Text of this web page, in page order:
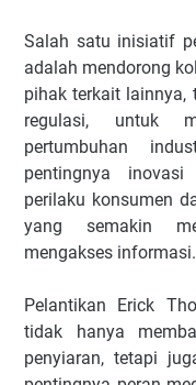
Salah satu inisiatif
adalah mendorong
pihak terkait lainnya,
regulasi, untuk
pertumbuhan
pentingnya
perilaku konsumen
yang semakin
mengakses informasi.
Pelantikan Erick
tidak hanya
penyiaran, tetapi